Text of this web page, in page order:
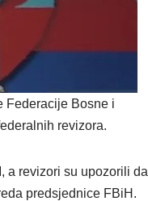
Federacije Bosne i
revizora.
a revizori su upozorili da
predsjednice FBiH.